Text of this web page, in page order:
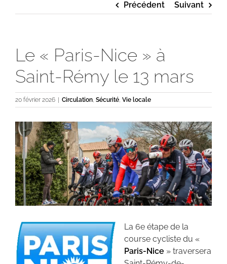
Précédent Suivant
Le « Paris-Nice » à
Saint-Rémy le 13 mars
20 février 2026 Circulation, Sécurité, Vie locale
Voir
l'image
agrandie
La 6e étape de la
course cycliste du «
Paris-Nice» traversera